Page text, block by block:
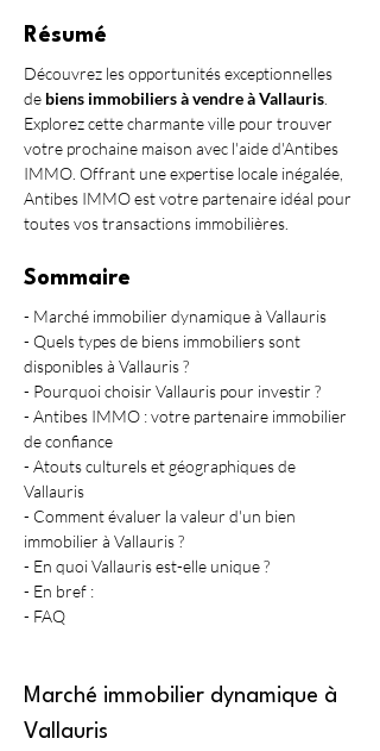
Résumé
Découvrez les opportunités exceptionnelles
de biens immobiliers à vendre à Vallauris
Explorez cette charmante ville pour trouver
votre prochaine maison avec l'aide d'Antibes
IMMO. Offrant une expertise locale inégalée,
Antibes IMMO est votre partenaire idéal pour
toutes vos transactions immobilières.
Sommaire
- Marché immobilier dynamique à Vallauris
- Quels types de biens immobiliers sont
disponibles à Vallauris ?
- Pourquoi choisir Vallauris pour investir ?
- Antibes IMMO : votre partenaire immobilier
de confiance
- Atouts culturels et géographiques de
Vallauris
- Comment évaluer la valeur d'un bien
immobilier à Vallauris ?
- En quoi Vallauris est-elle unique ?
- En bref :
- FAQ
Marché immobilier dynamique à
Vallauris